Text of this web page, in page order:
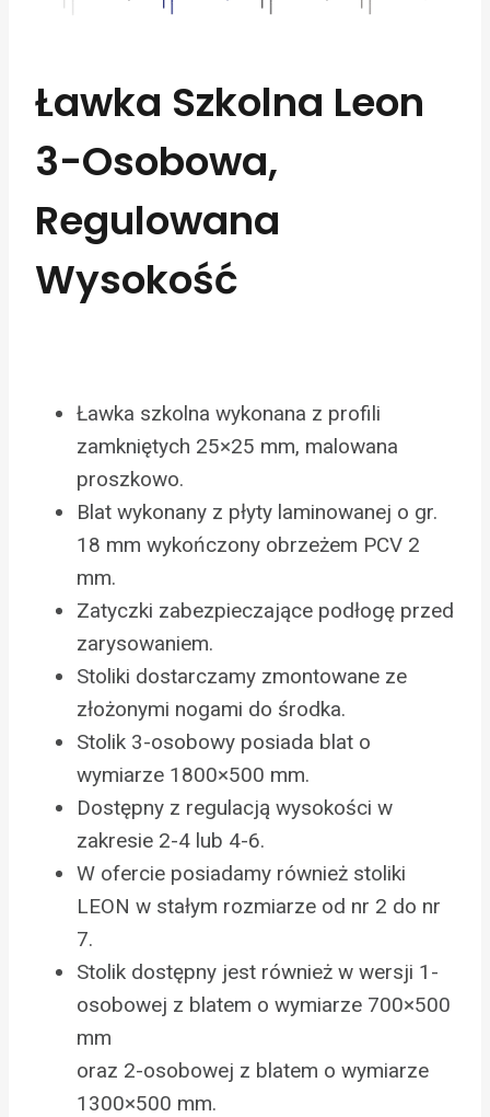
Ławka Szkolna Leon
3-Osobowa,
Regulowana
Wysokość
Ławka szkolna wykonana z profili
zamkniętych 25×25 mm, malowana
proszkowo.
Blat wykonany z płyty laminowanej o gr.
18 mm wykończony obrzeżem PCV 2
mm.
Zatyczki zabezpieczające podłogę przed
zarysowaniem.
Stoliki dostarczamy zmontowane ze
złożonymi nogami do środka.
Stolik 3-osobowy posiada blat o
wymiarze 1800×500 mm.
Dostępny z regulacją wysokości w
zakresie 2-4 lub 4-6.
W ofercie posiadamy również stoliki
LEON w stałym rozmiarze od nr 2 do nr
7.
Stolik dostępny jest również w wersji 1-
osobowej z blatem o wymiarze 700×500
mm
oraz 2-osobowej z blatem o wymiarze
1300×500 mm.